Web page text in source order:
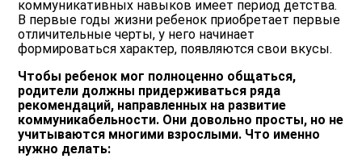
коммуникативных навыков имеет период детства.
В первые годы жизни ребенок приобретает первые
отличительные черты, у него начинает
формироваться характер, появляются свои вкусы.
Чтобы ребенок мог полноценно общаться,
родители должны придерживаться ряда
рекомендаций, направленных на развитие
коммуникабельности. Они довольно просты, но не
учитываются многими взрослыми. Что именно
нужно делать: